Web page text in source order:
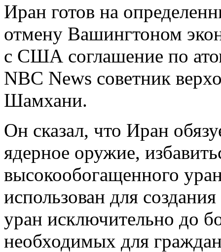
Иран готов на
отмену Вашингтоном
с США соглашение по
NBC News советник
Шамхани.
Он сказал, что Иран
ядерное оружие,
высокообогащенного
использован для
уран исключительно до
необходимых для